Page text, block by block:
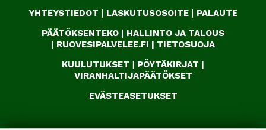
YHTEYSTIEDOT | LASKUTUSOSOITE | PALAUTE
PÄÄTÖKSENTEKO | HALLINTO JA TALOUS
| RUOVESIPALVELEE.FI | TIETOSUOJA
KUULUTUKSET | PÖYTÄKIRJAT |
VIRANHALTIJAPÄÄTÖKSET
EVÄSTEASETUKSET